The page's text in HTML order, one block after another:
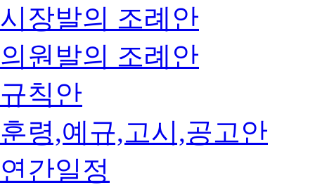
시장발의 조례안
의원발의 조례안
규칙안
훈령,예규,고시,공고안
연간일정